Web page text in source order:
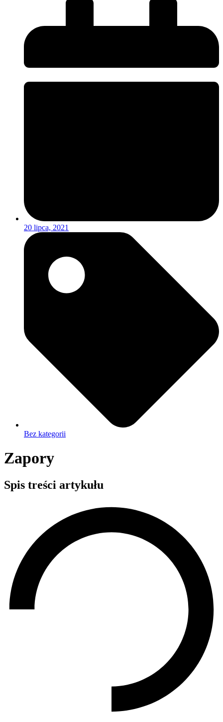
20 lipca, 2021
Bez kategorii
Zapory
Spis treści artykułu